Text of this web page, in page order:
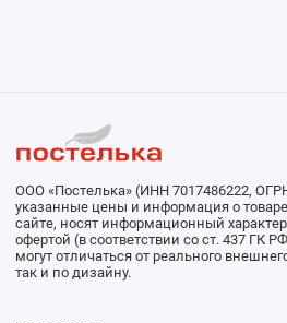
ООО «Постелька» (ИНН 7017486222,
указанные цены и информация о
сайте, носят информационный
офертой (в соответствии со ст. 437 ГК
могут отличаться от реального
так и по дизайну.